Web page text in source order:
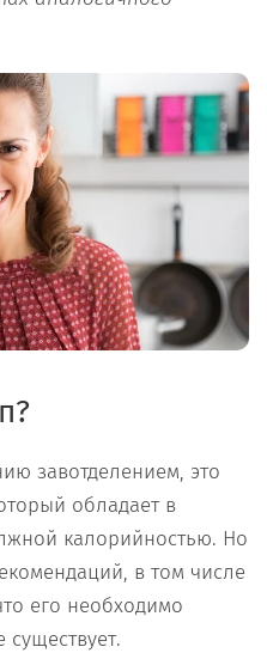
завотделением, это
обладает в
калорийностью. Но
в том числе
его необходимо